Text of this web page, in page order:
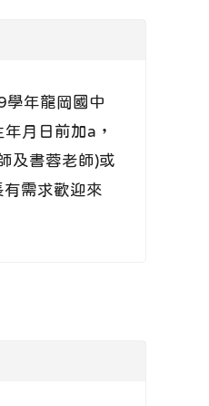
年龍岡國中
月日前加a，
及書蓉老師)或
需求歡迎來